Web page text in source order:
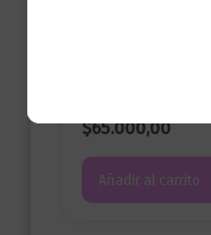
$65.000,00
Añadir al carrito